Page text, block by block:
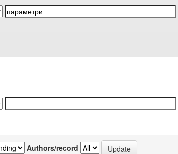
Authors/record